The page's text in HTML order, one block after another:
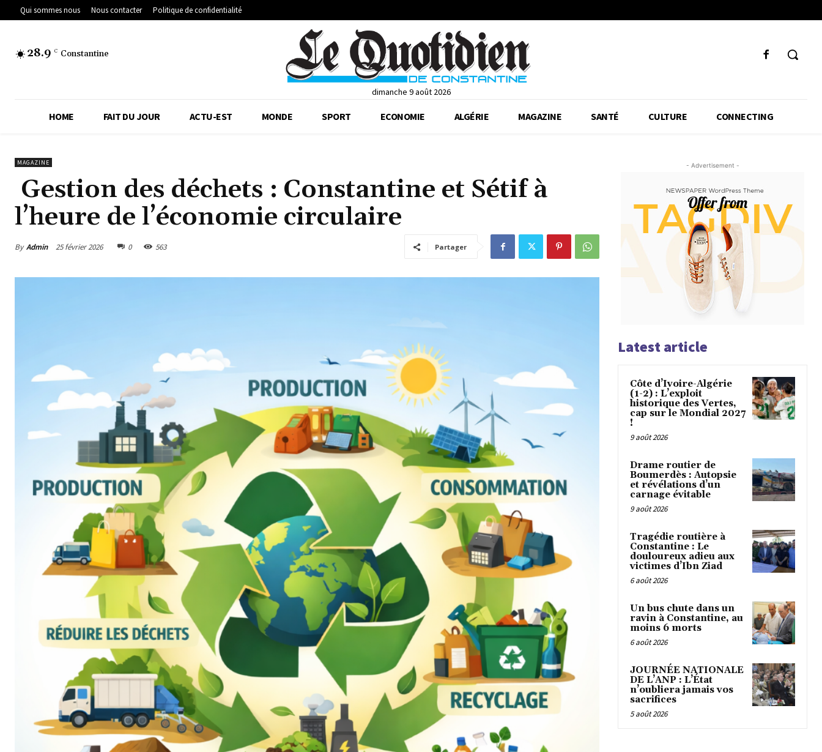
Qui sommes nous Nous contacter Politique de confidentialité
28.9 C Constantine
dimanche 9 août 2026
HOME FAIT DU JOUR ACTU-EST MONDE SPORT ECONOMIE ALGÉRIE MAGAZINE SANTÉ CULTURE CONNECTING
MAGAZINE
Gestion des déchets : Constantine et Sétif à
l’heure de l’économie circulaire
By Admin 25 février 2026 0 563 Partager
- Advertisement -
Latest article
Côte d’Ivoire-Algérie
(1-2) : L’exploit
historique des Vertes,
cap sur le Mondial 2027
!
9 août 2026
Drame routier de
Boumerdès : Autopsie
et révélations d’un
carnage évitable
9 août 2026
Tragédie routière à
Constantine : Le
douloureux adieu aux
victimes d’Ibn Ziad
6 août 2026
Un bus chute dans un
ravin à Constantine, au
moins 6 morts
6 août 2026
JOURNÉE NATIONALE
DE L’ANP : L’État
n’oubliera jamais vos
sacrifices
5 août 2026